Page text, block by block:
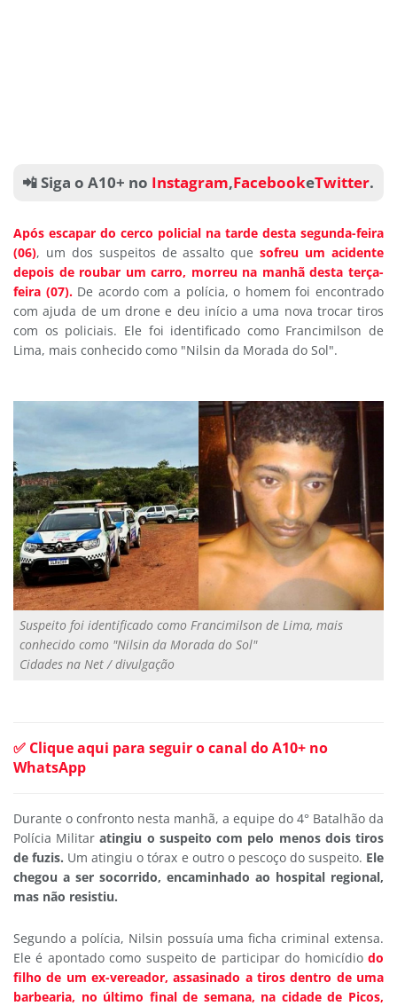
📲 Siga o A10+ no Instagram,FacebookeTwitter.
Após escapar do cerco policial na tarde desta segunda-feira
(06), um dos suspeitos de assalto quesofreu um acidente
depois de roubar um carro, morreu na manhã desta terça-
feira (07). De acordo com a polícia, o homem foi encontrado
com ajuda de um drone e deu início a uma nova trocar tiros
com os policiais. Ele foi identificado como Francimilson de
Lima, mais conhecido como "Nilsin da Morada do Sol".
Suspeito foi identificado como Francimilson de Lima, mais
conhecido como "Nilsin da Morada do Sol"
Cidades na Net / divulgação
✅ Clique aqui para seguir o canal do A10+ no
WhatsApp
Durante o confronto nesta manhã, a equipe do 4° Batalhão da
Polícia Militaratingiu o suspeito com pelo menos dois tiros
de fuzis. Um atingiu o tórax e outro o pescoço do suspeito. Ele
chegou a ser socorrido, encaminhado ao hospital regional,
mas não resistiu.
Segundo a polícia, Nilsin possuía uma ficha criminal extensa.
Ele é apontado como suspeito de participar do homicídio do
filho de um ex-vereador, assasinado a tiros dentro de uma
barbearia, no último final de semana, na cidade de Picos,